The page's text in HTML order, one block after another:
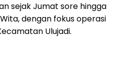
sejak Jumat sore hingga
dengan fokus operasi
Ulujadi.